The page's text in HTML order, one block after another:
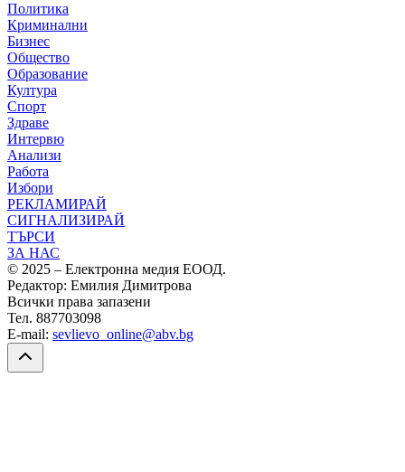
Политика
Криминални
Бизнес
Общество
Образование
Култура
Спорт
Здраве
Интервю
Анализи
Работа
Избори
РЕКЛАМИРАЙ
СИГНАЛИЗИРАЙ
ТЪРСИ
ЗА НАС
© 2025 – Електронна медия ЕООД.
Редактор: Емилия Димитрова
Всички права запазени
Тел. 887703098
E-mail: sevlievo_online@abv.bg